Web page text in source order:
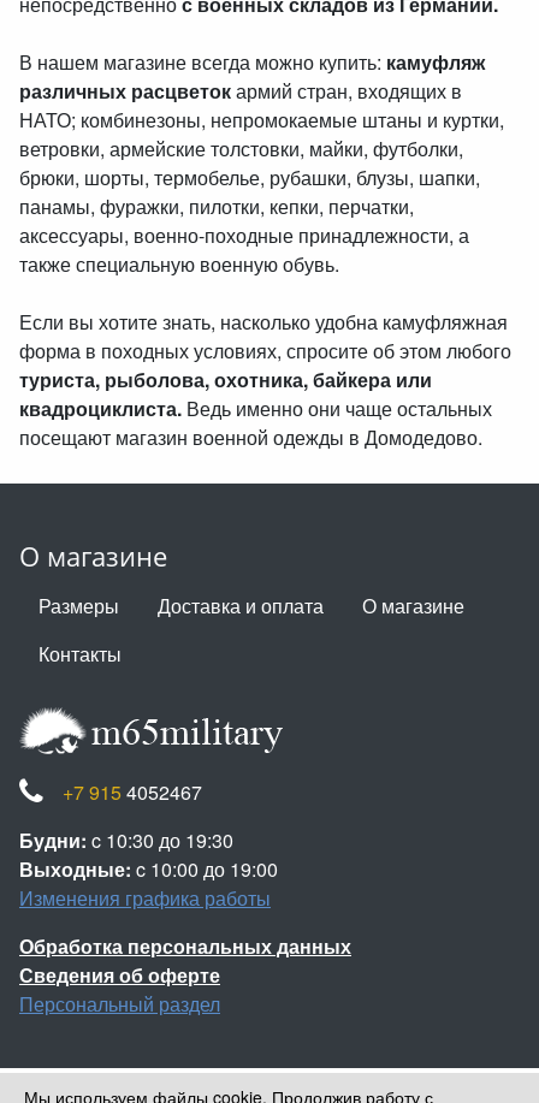
В нашем магазине всегда можно купить: камуфляж
различных расцветокармий стран, входящих в
НАТО; комбинезоны, непромокаемые штаны и куртки,
ветровки, армейские толстовки, майки, футболки,
брюки, шорты, термобелье, рубашки, блузы, шапки,
панамы, фуражки, пилотки, кепки, перчатки,
аксессуары, военно-походные принадлежности, а
также специальную военную обувь.
Если вы хотите знать, насколько удобна камуфляжная
форма в походных условиях, спросите об этом любого
туриста, рыболова, охотника, байкера или
квадроциклиста. Ведь именно они чаще остальных
посещают магазин военной одежды в Домодедово.
О магазине
Размеры Доставка и оплата
О магазине
Контакты
+7 915 4052467
Будни: c 10:30 до 19:30
Выходные: c 10:00 до 19:00
Изменения графика работы
Обработка персональных данных
Сведения об оферте
Персональный раздел
Мы используем файлы cookie. Продолжив работу с